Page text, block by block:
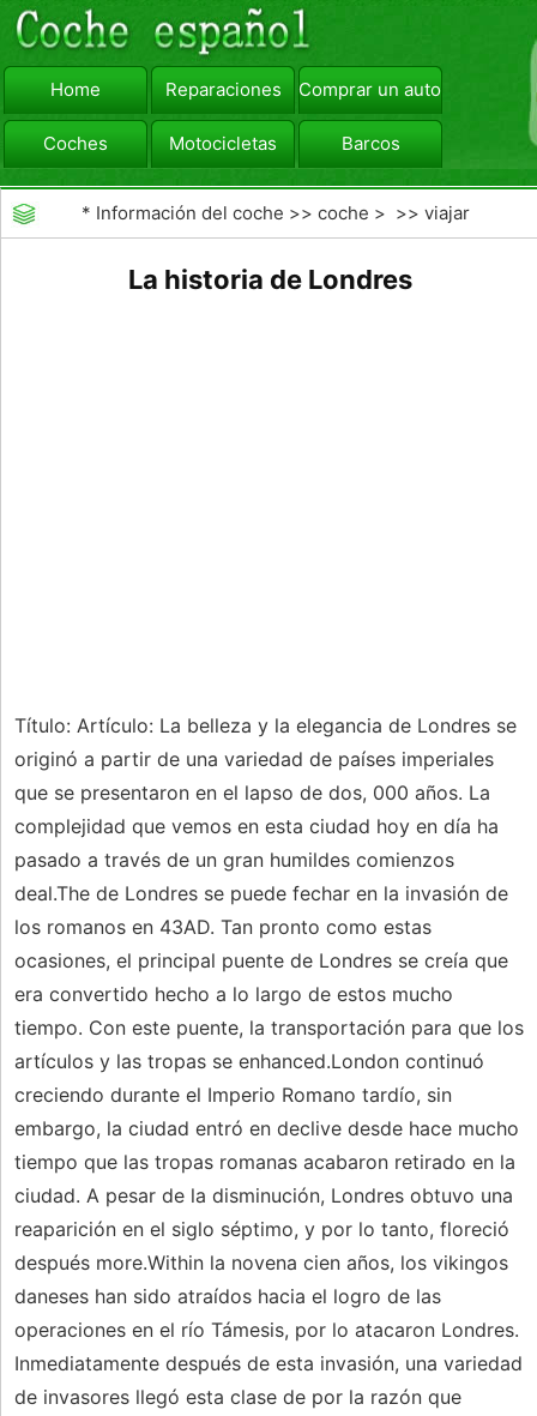
Home Reparaciones Comprar un automóvil
Coches Motocicletas Barcos
viajar Camiones
* Información del coche >>coche > >>viajar
La historia de Londres
Título: Artículo: La belleza y la elegancia de Londres se
originó a partir de una variedad de países imperiales
que se presentaron en el lapso de dos, 000 años. La
complejidad que vemos en esta ciudad hoy en día ha
pasado a través de un gran humildes comienzos
deal.The de Londres se puede fechar en la invasión de
los romanos en 43AD. Tan pronto como estas
ocasiones, el principal puente de Londres se creía que
era convertido hecho a lo largo de estos mucho
tiempo. Con este puente, la transportación para que los
artículos y las tropas se enhanced.London continuó
creciendo durante el Imperio Romano tardío, sin
embargo, la ciudad entró en declive desde hace mucho
tiempo que las tropas romanas acabaron retirado en la
ciudad. A pesar de la disminución, Londres obtuvo una
reaparición en el siglo séptimo, y por lo tanto, floreció
después more.Within la novena cien años, los vikingos
daneses han sido atraídos hacia el logro de las
operaciones en el río Támesis, por lo atacaron Londres.
Inmediatamente después de esta invasión, una variedad
de invasores llegó esta clase de por la razón que